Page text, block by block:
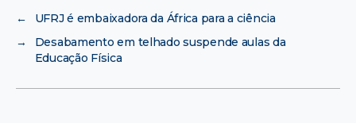
←
UFRJ é embaixadora da África para a ciência
→
Desabamento em telhado suspende aulas da
Educação Física